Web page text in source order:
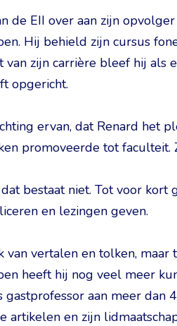
de EII over aan zijn
Hij behield zijn cursus
van zijn carrière bleef hij als
opgericht.
ervan, dat Renard het
promoveerde tot faculteit.
bestaat niet. Tot voor kort
en lezingen geven.
vertalen en tolken, maar
heeft hij nog veel meer
aan meer dan
en zijn